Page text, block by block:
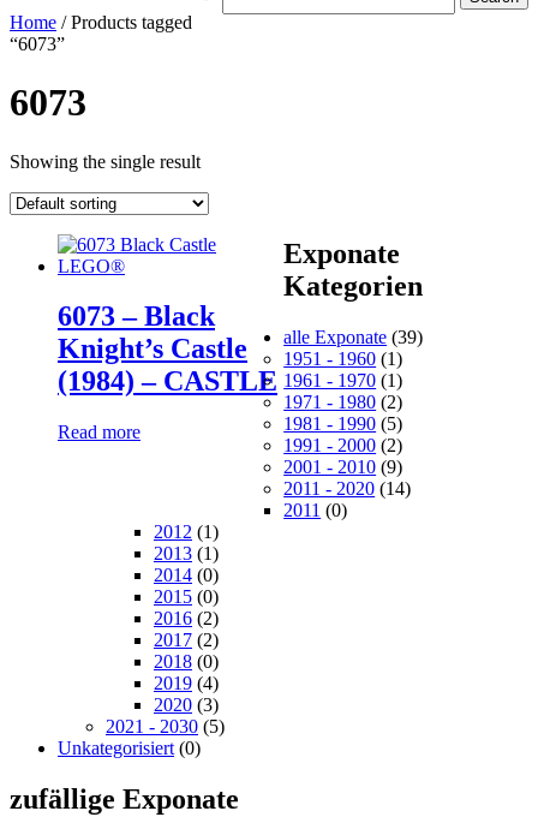
Home / Products tagged
“6073”
6073
Showing the single result
6073 – Black
Knight’s Castle
(1984) – CASTLE
Read more
Exponate
Kategorien
alle Exponate (39)
1951 - 1960 (1)
1961 - 1970 (1)
1971 - 1980 (2)
1981 - 1990 (5)
1991 - 2000 (2)
2001 - 2010 (9)
2011 - 2020 (14)
2011 (0)
2012 (1)
2013 (1)
2014 (0)
2015 (0)
2016 (2)
2017 (2)
2018 (0)
2019 (4)
2020 (3)
2021 - 2030 (5)
Unkategorisiert (0)
zufällige Exponate